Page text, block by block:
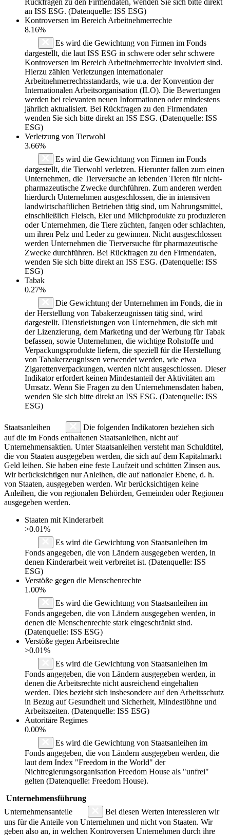
an ISS ESG. (Datenquelle: ISS ESG)
Kontroversen im Bereich Arbeitnehmerrechte
8.16%
Es wird die Gewichtung von Firmen im Fonds
dargestellt, die laut ISS ESG in schwere oder sehr schwere
Kontroversen im Bereich Arbeitnehmerrechte involviert sind.
Hierzu zählen Verletzungen internationaler
Arbeitnehmerrechtsstandards, wie u.a. der Konvention der
Internationalen Arbeitsorganisation (ILO). Die Bewertungen
werden bei relevanten neuen Informationen oder mindestens
jährlich aktualisiert. Bei Rückfragen zu den Firmendaten
wenden Sie sich bitte direkt an ISS ESG. (Datenquelle: ISS
ESG)
Verletzung von Tierwohl
3.66%
Es wird die Gewichtung von Firmen im Fonds
dargestellt, die Tierwohl verletzen. Hierunter fallen zum einen
Unternehmen, die Tierversuche an lebenden Tieren für nicht-
pharmazeutische Zwecke durchführen. Zum anderen werden
hierdurch Unternehmen ausgeschlossen, die in intensiven
landwirtschaftlichen Betrieben tätig sind, um Nahrungsmittel,
einschließlich Fleisch, Eier und Milchprodukte zu produzieren
oder Unternehmen, die Tiere züchten, fangen oder schlachten,
um ihren Pelz und Leder zu gewinnen. Nicht ausgeschlossen
werden Unternehmen die Tierversuche für pharmazeutische
Zwecke durchführen. Bei Rückfragen zu den Firmendaten,
wenden Sie sich bitte direkt an ISS ESG. (Datenquelle: ISS
ESG)
Tabak
0.27%
Die Gewichtung der Unternehmen im Fonds, die in
der Herstellung von Tabakerzeugnissen tätig sind, wird
dargestellt. Dienstleistungen von Unternehmen, die sich mit
der Lizenzierung, dem Marketing und der Werbung für Tabak
befassen, sowie Unternehmen, die wichtige Rohstoffe und
Verpackungsprodukte liefern, die speziell für die Herstellung
von Tabakerzeugnissen verwendet werden, wie etwa
Zigarettenverpackungen, werden nicht ausgeschlossen. Dieser
Indikator erfordert keinen Mindestanteil der Aktivitäten am
Umsatz. Wenn Sie Fragen zu den Unternehmensdaten haben,
wenden Sie sich bitte direkt an ISS ESG. (Datenquelle: ISS
ESG)
Staatsanleihen
Die folgenden Indikatoren beziehen sich
auf die im Fonds enthaltenen Staatsanleihen, nicht auf
Unternehmensaktien. Unter Staatsanleihen versteht man Schuldtitel,
die von Staaten ausgegeben werden, die sich auf dem Kapitalmarkt
Geld leihen. Sie haben eine feste Laufzeit und schütten Zinsen aus.
Wir berücksichtigen nur Anleihen, die auf nationaler Ebene, d. h.
von Staaten, ausgegeben werden. Wir berücksichtigen keine
Anleihen, die von regionalen Behörden, Gemeinden oder Regionen
ausgegeben werden.
Staaten mit Kinderarbeit
>0.01%
Es wird die Gewichtung von Staatsanleihen im
Fonds angegeben, die von Ländern ausgegeben werden, in
denen Kinderarbeit weit verbreitet ist. (Datenquelle: ISS
ESG)
Verstöße gegen die Menschenrechte
1.00%
Es wird die Gewichtung von Staatsanleihen im
Fonds angegeben, die von Ländern ausgegeben werden, in
denen die Menschenrechte stark eingeschränkt sind.
(Datenquelle: ISS ESG)
Verstöße gegen Arbeitsrechte
>0.01%
Es wird die Gewichtung von Staatsanleihen im
Fonds angegeben, die von Ländern ausgegeben werden, in
denen die Arbeitsrechte nicht ausreichend eingehalten
werden. Dies bezieht sich insbesondere auf den Arbeitsschutz
in Bezug auf Gesundheit und Sicherheit, Mindestlöhne und
Arbeitszeiten. (Datenquelle: ISS ESG)
Autoritäre Regimes
0.00%
Es wird die Gewichtung von Staatsanleihen im
Fonds angegeben, die von Ländern ausgegeben werden, die
laut dem Index "Freedom in the World" der
Nichtregierungsorganisation Freedom House als "unfrei"
gelten (Datenquelle: Freedom House).
Unternehmensführung
Unternehmensanteile
Bei diesen Werten interessieren wir
uns für die Anteile von Unternehmen und nicht von Staaten. Wir
geben also an, in welchen Kontroversen Unternehmen durch ihre